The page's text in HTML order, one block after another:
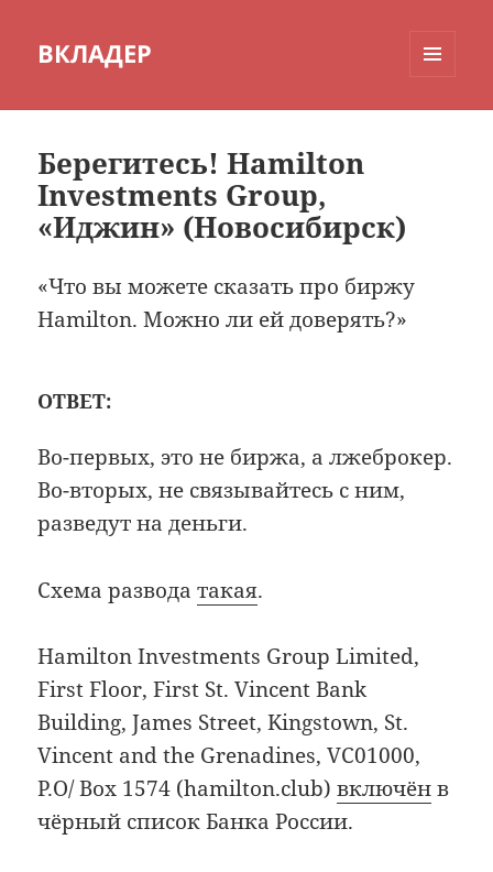
ВКЛАДЕР
Берегитесь! Hamilton
Investments Group,
«Иджин» (Новосибирск)
«Что вы можете сказать про биржу
Hamilton. Можно ли ей доверять?»
ОТВЕТ:
Во-первых, это не биржа, а лжеброкер.
Во-вторых, не связывайтесь с ним,
разведут на деньги.
Схема разводатакая.
Hamilton Investments Group Limited,
First Floor, First St. Vincent Bank
Building, James Street, Kingstown, St.
Vincent and the Grenadines, VC01000,
P.O/ Box 1574 (hamilton.club)включёнв
чёрный список Банка России.